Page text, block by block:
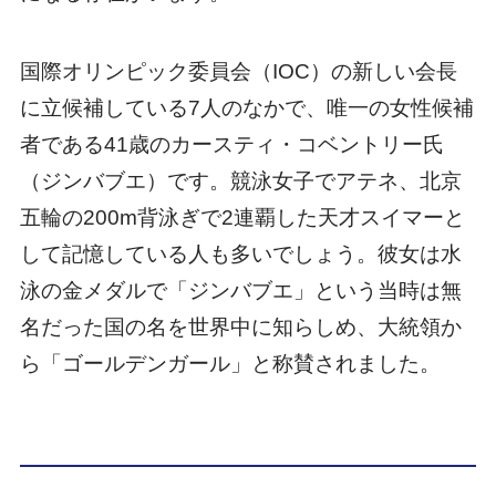
国際オリンピック委員会（IOC）の新しい会長
に立候補している7人のなかで、唯一の女性候補
者である41歳のカースティ・コベントリー氏
（ジンバブエ）です。競泳女子でアテネ、北京
五輪の200m背泳ぎで2連覇した天才スイマーと
して記憶している人も多いでしょう。彼女は水
泳の金メダルで「ジンバブエ」という当時は無
名だった国の名を世界中に知らしめ、大統領か
ら「ゴールデンガール」と称賛されました。